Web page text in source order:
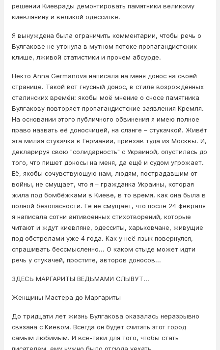
решении Киеврады демонтировать памятники великому
киевлянину и великой одесситке.
Я вынуждена была ограничить комментарии, чтобы речь о
Булгакове не утонула в мутном потоке пропагандистских
клише, лживой статистики и прочем абсурде.
Некто Anna Germanova написала на меня донос на своей
странице. Такой вот гнусный донос, в стиле возрождённых
сталинских времён: якобы моё мнение о сносе памятника
Булгакову повторяет пропагандистские заявления Кремля.
На основании этого публичного обвинения я имею полное
право назвать её дoнocчицей, на слэнге – стyкaчкой. Живёт
эта милая стyкaчка в Германии, приехав туда из Москвы. И,
декларируя свою "солидарность" с Украиной, опустилась до
того, что пишет доносы на меня, да ещё и судом угрожает.
Её, якобы сочувствующую нам, людям, пострадавшим от
вoйны, не смущает, что я – гражданка Украины, которая
жила под бoмбёжкaми в Киеве, в то время, как она была в
полной безопасности. Её не смущает, что после 24 февраля
я написала сотни антивоенных стихотворений, которые
читают и ждут киевляне, одесситы, харьковчане, живущие
под обстрелами уже 4 года. Как у неё язык повернулся,
спрашивать бессмысленно... О каком стыде может идти
речь у стyкачей, простите, авторов дoнocов...
ЗДЕСЬ МАРГАРИТЫ ВЕДЬМАМИ СЛЫВУТ...
Женщины Мастера до Маргариты
До тридцати лет жизнь Булгакова оказалась неразрывно
связана с Киевом. Всегда он будет считать этот город
самым любимым. И все-таки для того, чтобы стать